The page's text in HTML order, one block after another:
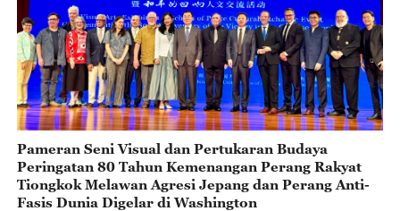
Pameran Seni Visual dan Pertukaran Budaya
Peringatan 80 Tahun Kemenangan Perang Rakyat
Tiongkok Melawan Agresi Jepang dan Perang Anti-
Fasis Dunia Digelar di Washington